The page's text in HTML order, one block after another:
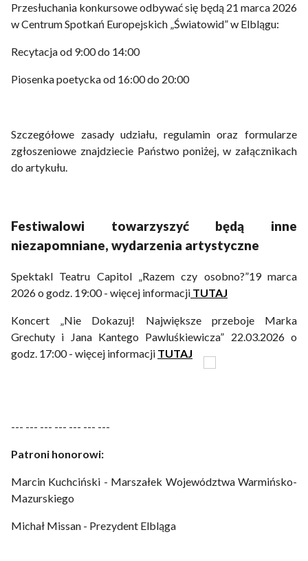
Przesłuchania konkursowe odbywać się będą 21 marca 2026
w Centrum Spotkań Europejskich „Światowid” w Elblągu:
Recytacja od 9:00 do 14:00
Piosenka poetycka od 16:00 do 20:00
Szczegółowe zasady udziału, regulamin oraz formularze
zgłoszeniowe znajdziecie Państwo poniżej, w załącznikach
do artykułu.
Festiwalowi towarzyszyć będą inne
niezapomniane, wydarzenia artystyczne
Spektakl Teatru Capitol „Razem czy osobno?”19 marca
2026 o godz. 19:00 - więcej informacji TUTAJ
Koncert „Nie Dokazuj! Największe przeboje Marka
Grechuty i Jana Kantego Pawluśkiewicza” 22.03.2026 o
godz. 17:00 - więcej informacji TUTAJ
--- --- --- --- --- --- ---
Patroni honorowi:
Marcin Kuchciński - Marszałek Województwa Warmińsko-
Mazurskiego
Michał Missan - Prezydent Elbląga